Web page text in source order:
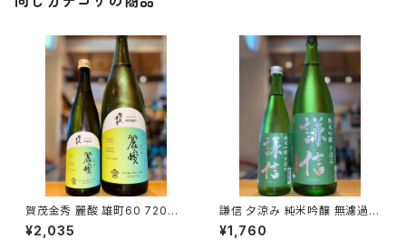
賀茂金秀 麗酸 雄町60 720ml
１本（金光酒造・広島県東広島市
黒瀬町）
¥2,035
謙信 夕涼み 純米吟醸 無濾過生
720ml１本（池田屋酒造・新潟
県糸魚川市新鉄）
¥1,760